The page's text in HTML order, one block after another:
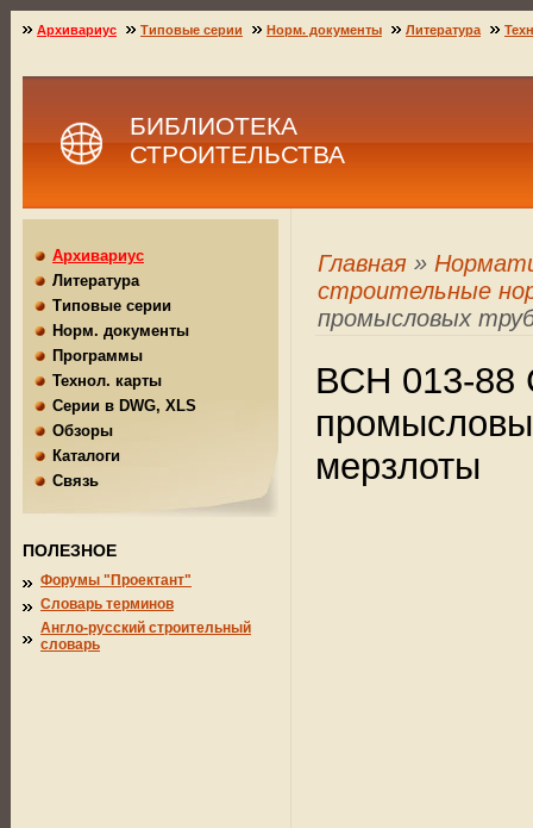
БИБЛИОТЕКА
СТРОИТЕЛЬСТВА
Главная »
строительные
промысловых
ВСН 013-88
мерзлоты
Архивариус Типовые серии Норм. документы Литература
Архивариус
Литература
Типовые серии
Норм. документы
Программы
Технол. карты
Серии в DWG, XLS
Обзоры
Каталоги
Связь
ПОЛЕЗНОЕ
Форумы "Проектант"
Словарь терминов
Англо-русский строительный
словарь